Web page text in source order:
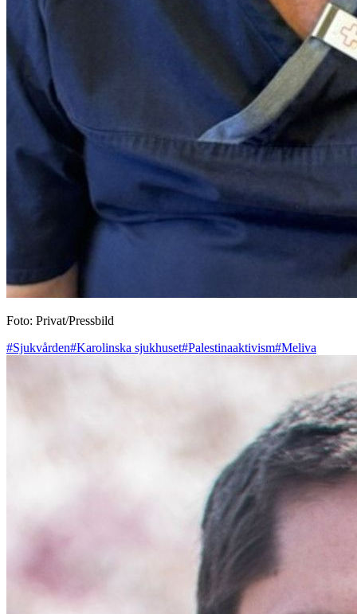
Foto: Privat/Pressbild
#Sjukvården#Karolinska sjukhuset#Palestinaaktivism#Meliva